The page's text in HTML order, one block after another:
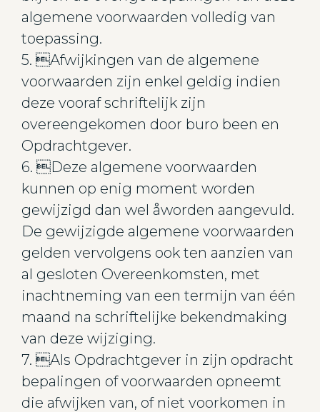
algemene voorwaarden volledig van
toepassing.
5. Afwijkingen van de algemene
voorwaarden zijn enkel geldig indien
deze vooraf schriftelijk zijn
overeengekomen door buro been en
Opdrachtgever.
6. Deze algemene voorwaarden
kunnen op enig moment worden
gewijzigd dan wel åworden aangevuld.
De gewijzigde algemene voorwaarden
gelden vervolgens ook ten aanzien van
al gesloten Overeenkomsten, met
inachtneming van een termijn van één
maand na schriftelijke bekendmaking
van deze wijziging.
7. Als Opdrachtgever in zijn opdracht
bepalingen of voorwaarden opneemt
die afwijken van, of niet voorkomen in